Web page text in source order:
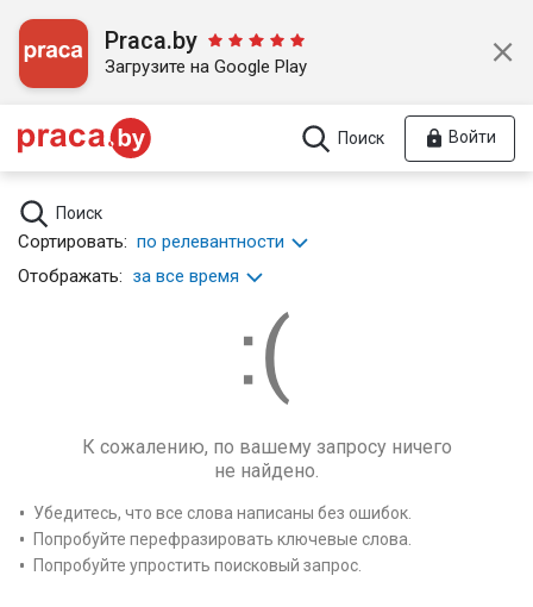
Praca.by
Загрузите на Google Play
Поиск Войти
Поиск
Сортировать: по релевантности
Отображать: за все время
К сожалению, по вашему запросу ничего
не найдено.
Убедитесь, что все слова написаны без ошибок.
Попробуйте перефразировать ключевые слова.
Попробуйте упростить поисковый запрос.